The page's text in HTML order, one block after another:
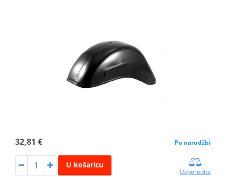
32,81 € Po narudžbi
U košaricu
Usporedite